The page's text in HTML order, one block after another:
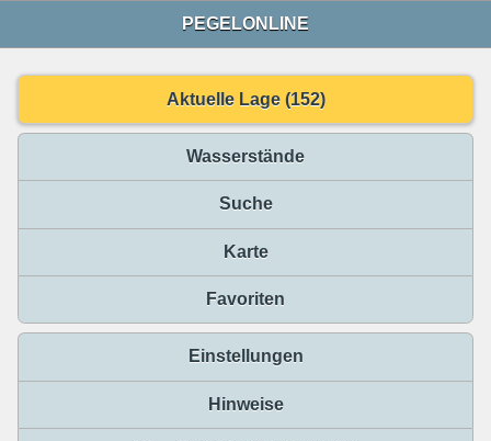
PEGELONLINE
Aktuelle Lage (152)
Wasserstände
Suche
Karte
Favoriten
Einstellungen
Hinweise